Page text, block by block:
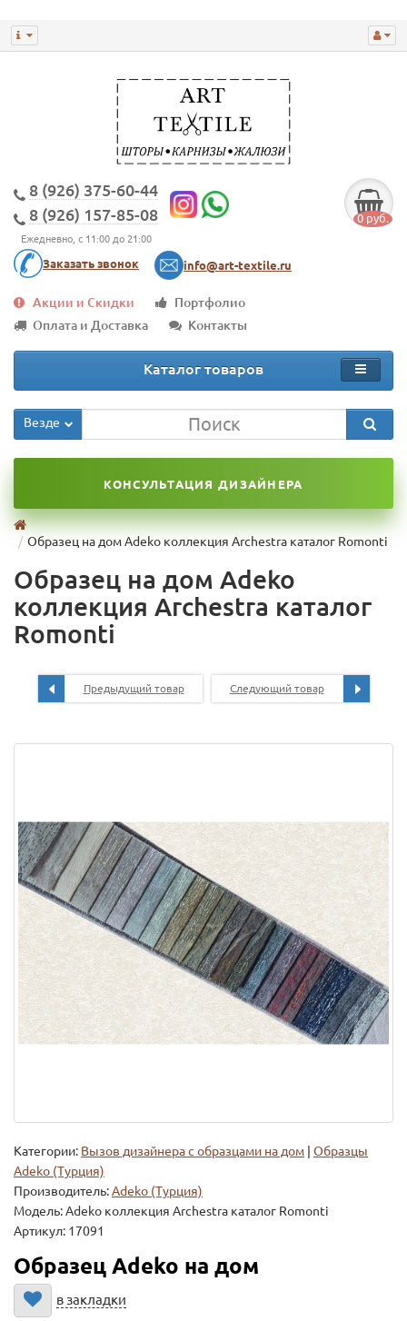
8 (926) 375-60-44
8 (926) 157-85-08
Ежедневно, с 11:00 до 21:00
Заказать звонок info@art-textile.ru
0 руб.
Акции и Скидки
Портфолио
Оплата и Доставка
Контакты
Каталог товаров
Везде
КОНСУЛЬТАЦИЯ ДИЗАЙНЕРА
Образец на дом Adeko коллекция Archestra каталог Romonti
Образец на дом Adeko
коллекция Archestra каталог
Romonti
Предыдущий товар Следующий товар
Категории: Вызов дизайнера с образцами на дом
Образцы
Adeko (Турция)
Производитель:Adeko (Турция)
Модель:Adeko коллекция Archestra каталог Romonti
Артикул: 17091
Образец Adeko на дом
в закладки